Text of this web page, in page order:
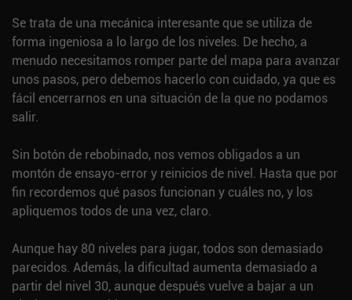
Se trata de una mecánica interesante que se utiliza de
forma ingeniosa a lo largo de los niveles. De hecho, a
menudo necesitamos romper parte del mapa para avanzar
unos pasos, pero debemos hacerlo con cuidado, ya que es
fácil encerrarnos en una situación de la que no podamos
salir.
Sin botón de rebobinado, nos vemos obligados a un
montón de ensayo-error y reinicios de nivel. Hasta que por
fin recordemos qué pasos funcionan y cuáles no, y los
apliquemos todos de una vez, claro.
Aunque hay 80 niveles para jugar, todos son demasiado
parecidos. Además, la dificultad aumenta demasiado a
partir del nivel 30, aunque después vuelve a bajar a un